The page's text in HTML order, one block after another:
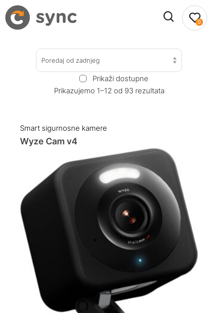
0
Poredaj od zadnjeg
Prikaži dostupne
Prikazujemo 1–12 od 93 rezultata
Smart sigurnosne kamere
Wyze Cam v4